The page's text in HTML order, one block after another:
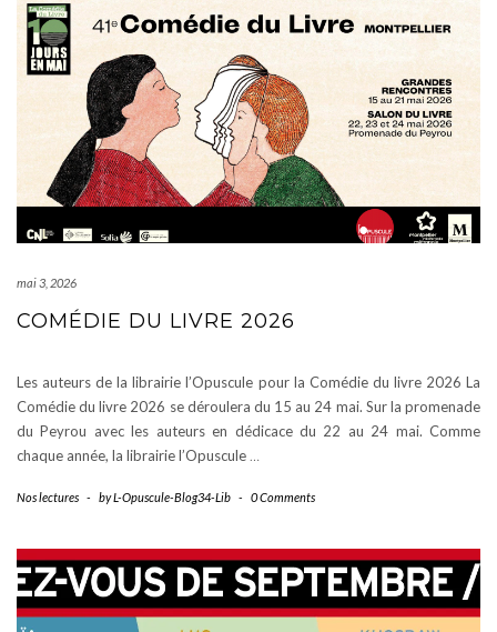
mai 3, 2026
COMÉDIE DU LIVRE 2026
Les auteurs de la librairie l’Opuscule pour la Comédie du livre 2026 La
Comédie du livre 2026 se déroulera du 15 au 24 mai. Sur la promenade
du Peyrou avec les auteurs en dédicace du 22 au 24 mai. Comme
chaque année, la librairie l’Opuscule …
Nos lectures - byL-Opuscule-Blog34-Lib - 0 Comments